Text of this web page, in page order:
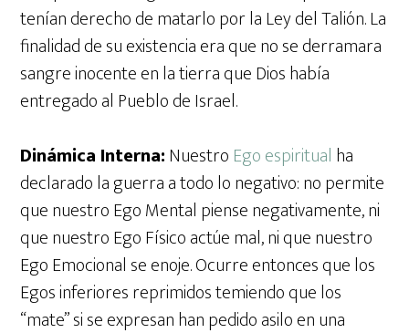
tenían derecho de matarlo por la Ley del Talión. La
finalidad de su existencia era que no se derramara
sangre inocente en la tierra que Dios había
entregado al Pueblo de Israel.
Dinámica Interna:Nuestro Ego espiritual ha
declarado la guerra a todo lo negativo: no permite
que nuestro Ego Mental piense negativamente, ni
que nuestro Ego Físico actúe mal, ni que nuestro
Ego Emocional se enoje. Ocurre entonces que los
Egos inferiores reprimidos temiendo que los
“mate” si se expresan han pedido asilo en una